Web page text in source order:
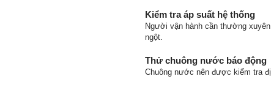
Kiểm tra áp suất hệ thống
Người vận hành cần thường
ngột.
Thử chuông nước báo động
Chuông nước nên được kiểm tra